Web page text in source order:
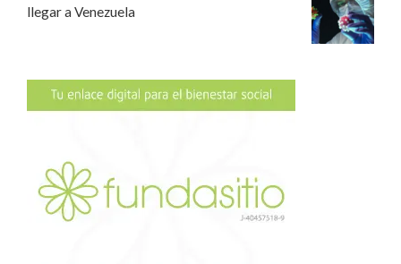
llegar a Venezuela